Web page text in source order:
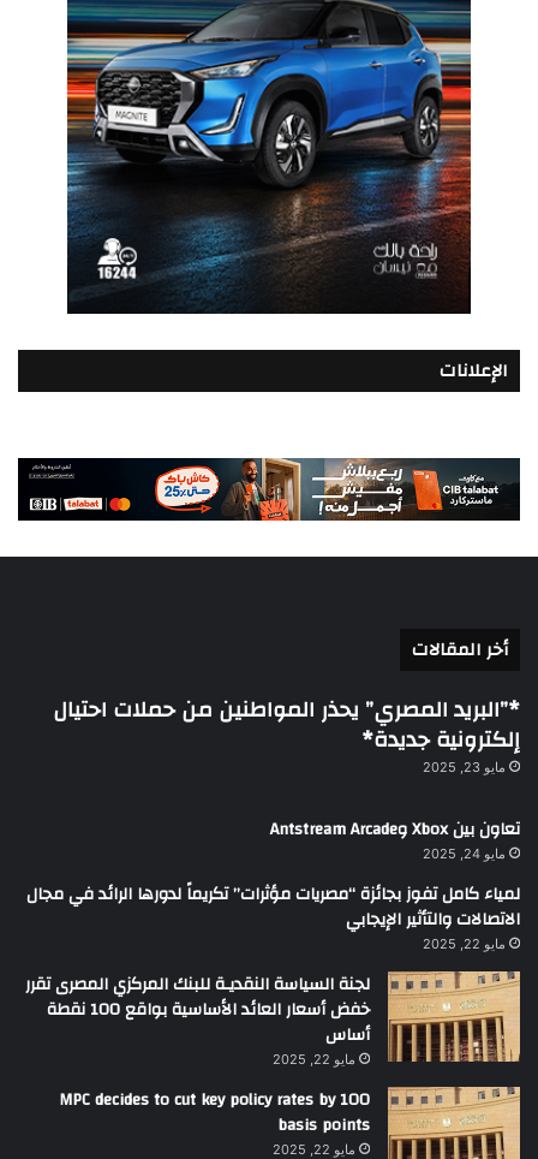
الإعلانات
أخر المقالات
*”البريد المصري” يحذر المواطنين من حملات احتيال
إلكترونية جديدة*
مايو 23, 2025
تعاون بين Xbox وAntstream Arcade
مايو 24, 2025
لمياء كامل تفوز بجائزة “مصريات مؤثرات” تكريماً لدورها الرائد في مجال
الاتصالات والتأثير الإيجابي
مايو 22, 2025
لجنة السياسة النقديـة للبنك المركزي المصرى تقرر
خفض أسعار العائد الأساسية بواقع 100 نقطة
أساس
مايو 22, 2025
MPC decides to cut key policy rates by 100
basis points
مايو 22, 2025